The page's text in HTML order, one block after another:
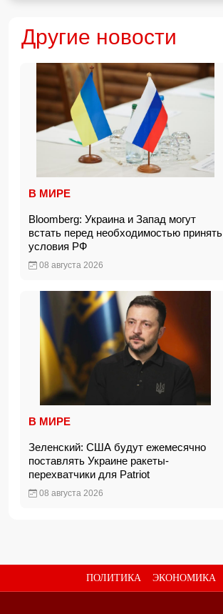
Другие новости
В МИРЕ
Bloomberg: Украина и Запад могут
встать перед необходимостью принять
условия РФ
08 августа 2026
В МИРЕ
Зеленский: США будут ежемесячно
поставлять Украине ракеты-
перехватчики для Patriot
08 августа 2026
ПОЛИТИКА ЭКОНОМИКА